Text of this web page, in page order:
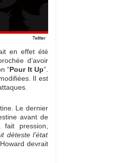
en effet été
d’avoir
“Pour It Up”.
Il est
Le dernier
avant de
pression,
déteste l’état
devrait